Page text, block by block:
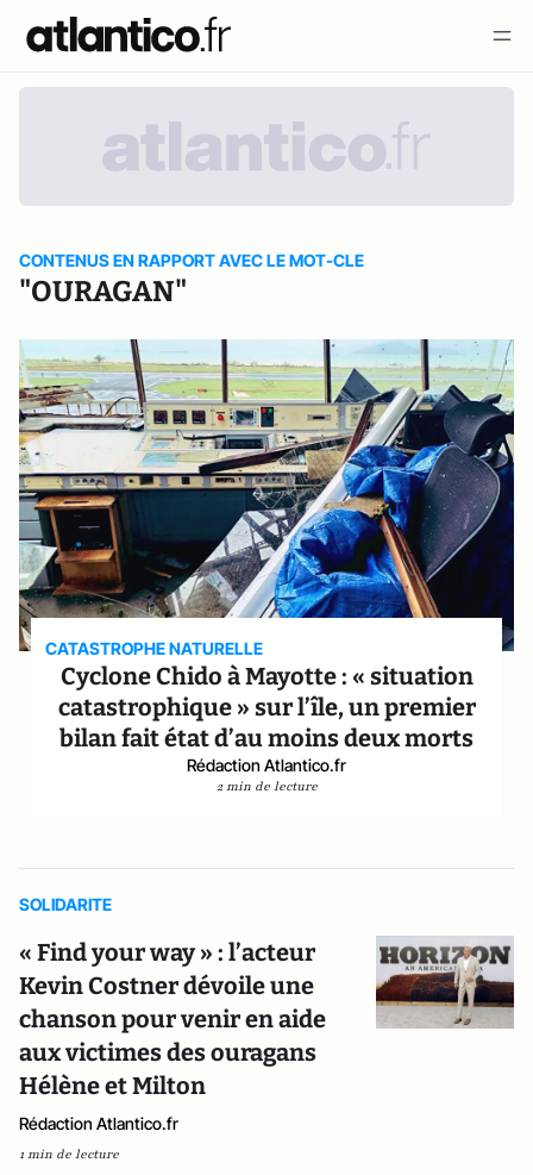
CONTENUS EN RAPPORT AVEC LE MOT-CLE
"OURAGAN"
CATASTROPHE NATURELLE
Cyclone Chido à Mayotte : « situation
catastrophique » sur l’île, un premier
bilan fait état d’au moins deux morts
Rédaction Atlantico.fr
2 min de lecture
SOLIDARITE
« Find your way » : l’acteur
Kevin Costner dévoile une
chanson pour venir en aide
aux victimes des ouragans
Hélène et Milton
Rédaction Atlantico.fr
1 min de lecture